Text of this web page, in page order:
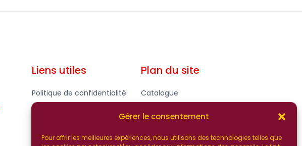
Gérer le consentement
Pour offrir les meilleures expériences, nous utilisons des technologies telles que
Liens utiles
Politique de confidentialité
Mentions Légales - CGV
Plan du site
Catalogue